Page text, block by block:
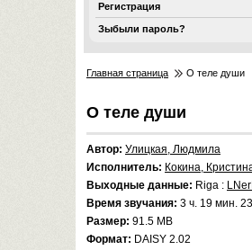
Регистрация
Зыбыли пароль?
Главная страница О теле души
О теле души
Автор: Улицкая, Людмила
Исполнитель: Кокина,
Выходные данные: Riga :
Время звучания: 3 ч. 19 мин.
Размер: 91.5 MB
Формат: DAISY 2.02